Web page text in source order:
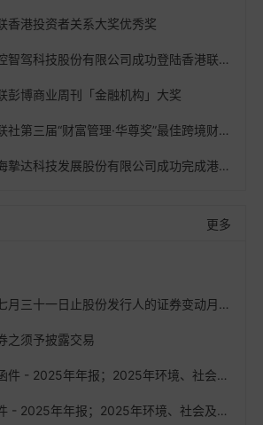
香港投资者关系大奖优秀奖
驾科技股份有限公司成功登陆香港联交所
彭博商业周刊「金融机构」大奖
三届“财富管理·华尊奖”最佳跨境财富管理奖
达科技发展股份有限公司成功完成港股配售
更多
三十一日止股份发行人的证券变动月报表
之须予披露交易
环境、社会及管治报告；日期为2026年3月31日之通函；股东周年大会通告的发布通知及申请表格
会及管治报告；日期为2026年3月31日之通函；股东周年大会通告；代表委任表格的发布通知及更改申请表格